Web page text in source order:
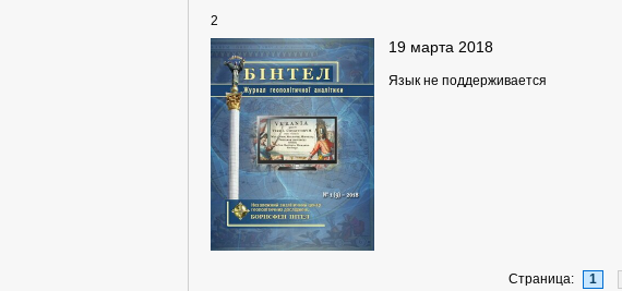
2
19 марта 2018
Язык не поддерживается
Страница: 1